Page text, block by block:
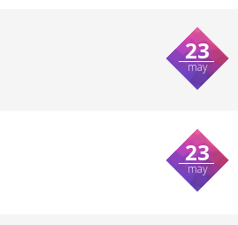
23
may
23
may